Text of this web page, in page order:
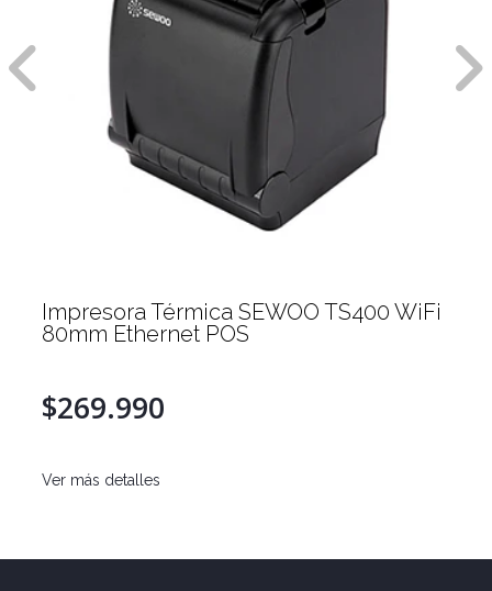
Impresora Térmica SEWOO TS400 WiFi
80mm Ethernet POS
$269.990
Ver más detalles